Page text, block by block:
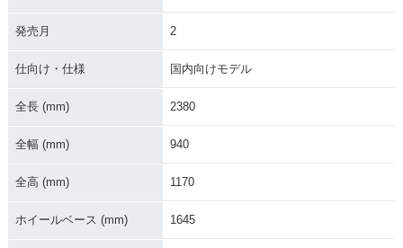
発売月 2
仕向け・仕様 国内向けモデル
全長 (mm) 2380
全幅 (mm) 940
全高 (mm) 1170
ホイールベース (mm) 1645